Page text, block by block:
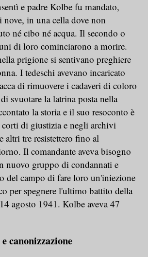
e padre Kolbe fu mandato,
nove, in una cella dove non
né cibo né acqua. Il secondo o
di loro cominciarono a morire.
prigione si sentivano preghiere
I tedeschi avevano incaricato
di rimuovere i cadaveri di coloro
svuotare la latrina posta nella
la storia e il suo resoconto è
corti di giustizia e negli archivi
altri tre resistettero fino al
Il comandante aveva bisogno
nuovo gruppo di condannati e
del campo di fare loro un'iniezione
per spegnere l'ultimo battito della
agosto 1941. Kolbe aveva 47
canonizzazione